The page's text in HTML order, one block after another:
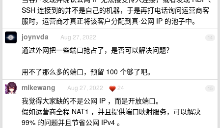
SSH 连接到的并不是自己的机器，于是再打电话询问运营商客
服时，运营商才真正将该客户分配到真·公网 IP 的池子中。
14
joynvda Aug 27, 2022
通过外网把一些端口抢占了，是否可以解决问题？
用不了那么多的端口，预留 100 个够了吧。
15
mikewang Aug 27, 2022 24
我觉得大家缺的不是公网 IP ，而是开放端口。
假如运营商全程 NAT1 ，并且提供端口映射服务，可以解决
99% 的问题并且节省公网 IPv4 。